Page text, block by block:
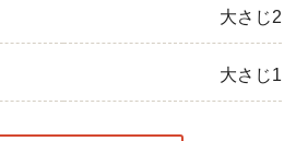
大さじ2
大さじ1